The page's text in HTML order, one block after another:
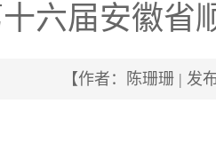
六届安徽省
【作者：陈珊珊 | 发